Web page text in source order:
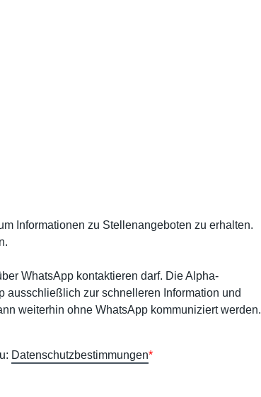
Informationen zu Stellenangeboten zu erhalten.
WhatsApp kontaktieren darf. Die Alpha-
ausschließlich zur schnelleren Information und
weiterhin ohne WhatsApp kommuniziert werden.
*
Datenschutzbestimmungen